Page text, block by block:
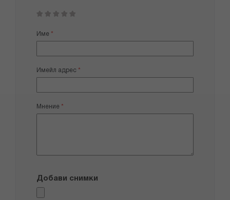
star
stars
stars
stars
stars
Име
Имейл адрес
Мнение
Добави снимки